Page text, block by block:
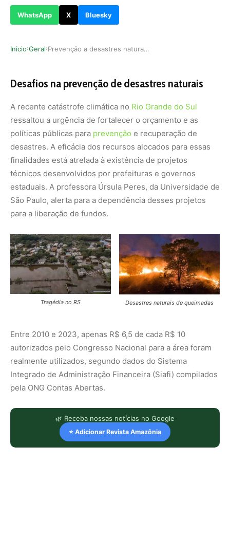
WhatsApp X Bluesky
Inicio›Geral› Prevenção a desastres naturais esbarra em falta…
Desafios na prevenção de desastres naturais
A recente catástrofe climática no Rio Grande do Sul
ressaltou a urgência de fortalecer o orçamento e as
políticas públicas para prevenção e recuperação de
desastres. A eficácia dos recursos alocados para essas
finalidades está atrelada à existência de projetos
técnicos desenvolvidos por prefeituras e governos
estaduais. A professora Úrsula Peres, da Universidade de
São Paulo, alerta para a dependência desses projetos
para a liberação de fundos.
Tragédia no RS Desastres naturais de queimadas
Entre 2010 e 2023, apenas R$ 6,5 de cada R$ 10
autorizados pelo Congresso Nacional para a área foram
realmente utilizados, segundo dados do Sistema
Integrado de Administração Financeira (Siafi) compilados
pela ONG Contas Abertas.
🌿 Receba nossas notícias no Google
⭐ Adicionar Revista Amazônia